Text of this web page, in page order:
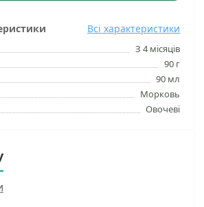
Всі характеристики
З 4 місяців
90 г
90 мл
Морковь
Овочеві